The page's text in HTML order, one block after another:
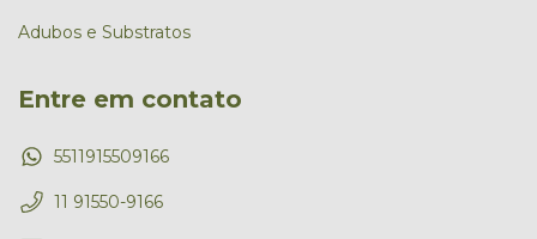
Adubos e Substratos
Entre em contato
5511915509166
11 91550-9166